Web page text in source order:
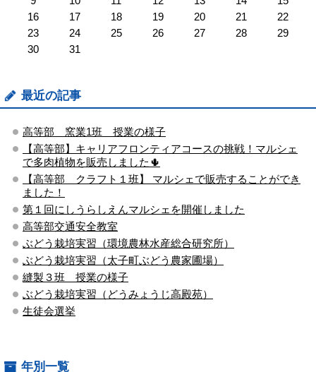
16
17 18 19 20 21
22
23
24 25 26 27 28
29
30
31
最近の記事
高等部 窯業1班 授業の様子
【高等部】キャリアフロンティアコースの挑戦！マルシェ
で多肉植物を販売しました🌵
【高等部 クラフト１班】 マルシェで販売することができ
ました！
第１回にしうらしえんマルシェを開催しました
高等部交通安全教室
ぶどう栽培実習（環境農林水産総合研究所）
ぶどう栽培実習（太子町ぶどう農家圃場）
縫製３班 授業の様子
ぶどう栽培実習（どうみょうじ高殿苑）
生徒会選挙
年別一覧